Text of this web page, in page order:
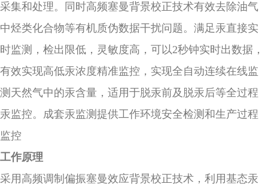
采集和处理。同时高频塞曼背景校正技术有效去除油气
中烃类化合物等有机质伪数据干扰问题。满足汞直接实
时监测，检出限低，灵敏度高，可以2秒钟实时出数据，
有效实现高低汞浓度精准监控，实现全自动连续在线监
测天然气中的汞含量，适用于脱汞前及脱汞后等全过程
汞监控。成套汞监测提供工作环境安全检测和生产过程
监控
工作原理
采用高频调制偏振塞曼效应背景校正技术，利用基态汞